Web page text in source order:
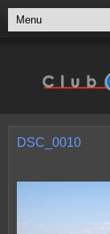
DSC_0010